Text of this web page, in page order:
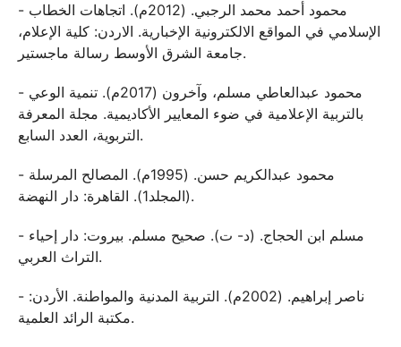
- محمود أحمد محمد الرجبي. (2012م). اتجاهات الخطاب
الإسلامي في المواقع الالكترونية الإخبارية. الاردن: كلية الإعلام،
جامعة الشرق الأوسط رسالة ماجستير.
- محمود عبدالعاطي مسلم، وآخرون (2017م). تنمية الوعي
بالتربية الإعلامية في ضوء المعايير الأكاديمية. مجلة المعرفة
التربوية، العدد السابع.
- محمود عبدالكريم حسن. (1995م). المصالح المرسلة
(المجلد1). القاهرة: دار النهضة.
- مسلم ابن الحجاج. (د- ت). صحيح مسلم. بيروت: دار إحياء
التراث العربي.
- ناصر إبراهيم. (2002م). التربية المدنية والمواطنة. الأردن:
مكتبة الرائد العلمية.